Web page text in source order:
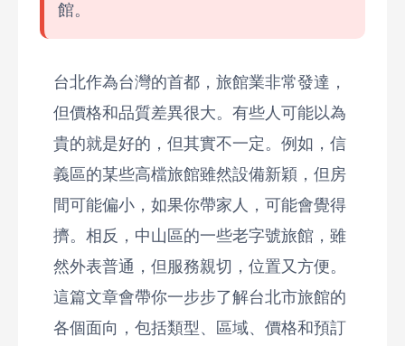
館。
台北作為台灣的首都，旅館業非常發達，
但價格和品質差異很大。有些人可能以為
貴的就是好的，但其實不一定。例如，信
義區的某些高檔旅館雖然設備新穎，但房
間可能偏小，如果你帶家人，可能會覺得
擠。相反，中山區的一些老字號旅館，雖
然外表普通，但服務親切，位置又方便。
這篇文章會帶你一步步了解台北市旅館的
各個面向，包括類型、區域、價格和預訂